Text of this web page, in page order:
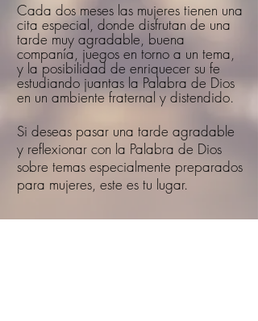
​Cada dos meses las mujeres tienen una
cita especial, donde disfrutan de una
tarde muy agradable, buena
companía, juegos en torno a un tema,
y la posibilidad de enriquecer su fe
estudiando juantas la Palabra de Dios
en un ambiente fraternal y distendido.
Si deseas pasar una tarde agradable
y reflexionar con la Palabra de Dios
sobre temas especialmente preparados
para mujeres, este es tu lugar.